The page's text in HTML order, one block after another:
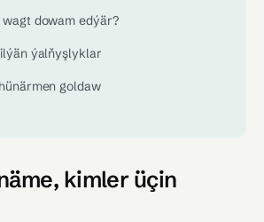
dowam edýär?
ýalňyşlyklar
goldaw
kimler üçin